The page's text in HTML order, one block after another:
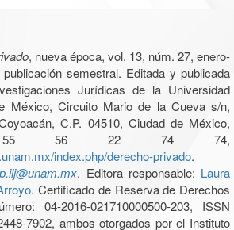
, nueva época, vol. 13, núm. 27, enero-
semestral. Editada y publicada
Jurídicas de la Universidad
México, Circuito Mario de la Cueva s/n,
C.P. 04510, Ciudad de México,
55 56 22 74 74,
index.php/derecho-privado.
. Editora responsable: Laura
. Certificado de Reserva de Derechos
04-2016-021710000500-203, ISSN
7902, ambos otorgados por el Instituto